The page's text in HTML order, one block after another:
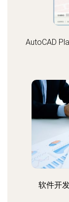
AutoCAD
软件开